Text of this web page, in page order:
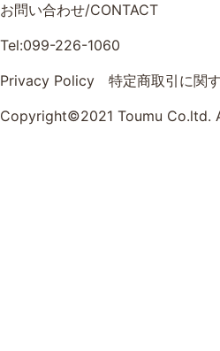
お問い合わせ/CONTACT
Tel:099-226-1060
Privacy Policy
特定商取引に関
Copyright©2021 Toumu Co.ltd.